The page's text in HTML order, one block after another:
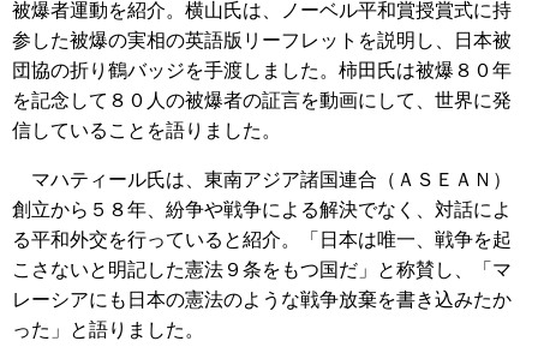
被爆者運動を紹介。横山氏は、ノーベル平和賞授賞式に持
参した被爆の実相の英語版リーフレットを説明し、日本被
団協の折り鶴バッジを手渡しました。柿田氏は被爆８０年
を記念して８０人の被爆者の証言を動画にして、世界に発
信していることを語りました。
マハティール氏は、東南アジア諸国連合（ＡＳＥＡＮ）
創立から５８年、紛争や戦争による解決でなく、対話によ
る平和外交を行っていると紹介。「日本は唯一、戦争を起
こさないと明記した憲法９条をもつ国だ」と称賛し、「マ
レーシアにも日本の憲法のような戦争放棄を書き込みたか
った」と語りました。